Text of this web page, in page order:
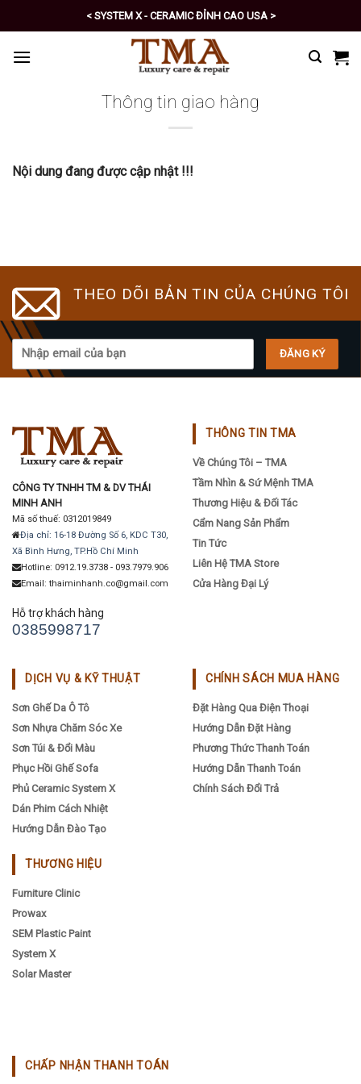
to
content
< SYSTEM X - CERAMIC ĐỈNH CAO USA >
< PRO - TỰ CHĂM SÓC XE SỐ 1 >
Thông tin giao hàng
Nội dung đang được cập nhật !!!
THEO DÕI BẢN TIN CỦA CHÚNG TÔI
CÔNG TY TNHH TM & DV THÁI
MINH ANH
Mã số thuế: 0312019849
Địa chỉ: 16-18 Đường Số 6, KDC T30,
Xã Bình Hưng, TP.Hồ Chí Minh
Hotline: 0912.19.3738 - 093.7979.906
Email: thaiminhanh.co@gmail.com
Hỗ trợ khách hàng
0385998717
THÔNG TIN TMA
Về Chúng Tôi – TMA
Tầm Nhìn & Sứ Mệnh TMA
Thương Hiệu & Đối Tác
Cẩm Nang Sản Phẩm
Tin Tức
Liên Hệ TMA Store
Cửa Hàng Đại Lý
DỊCH VỤ & KỸ THUẬT
Sơn Ghế Da Ô Tô
Sơn Nhựa Chăm Sóc Xe
Sơn Túi & Đổi Màu
Phục Hồi Ghế Sofa
Phủ Ceramic System X
Dán Phim Cách Nhiệt
Hướng Dẫn Đào Tạo
CHÍNH SÁCH MUA HÀNG
Đặt Hàng Qua Điện Thoại
Hướng Dẫn Đặt Hàng
Phương Thức Thanh Toán
Hướng Dẫn Thanh Toán
Chính Sách Đổi Trả
THƯƠNG HIỆU
Furniture Clinic
Prowax
SEM Plastic Paint
System X
Solar Master
CHẤP NHẬN THANH TOÁN